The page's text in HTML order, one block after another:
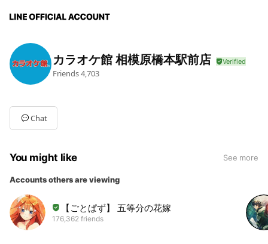
カラオケ館 相模原橋本駅前店
Friends4,703
Chat
You might like See more
Accounts others are viewing
【ごとぱず】 五等分の花嫁
176,362 friends